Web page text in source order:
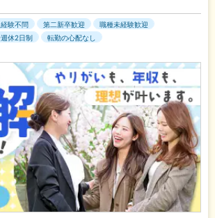
験不問 第二新卒歓迎
職種未経験歓迎
休2日制 転勤の心配なし